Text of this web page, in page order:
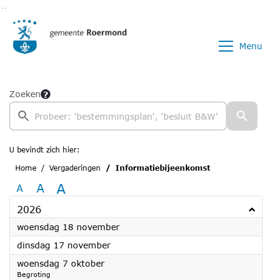
Menu
Zoeken
U bevindt zich hier:
Home
Vergaderingen Informatiebijeenkomst
A A A
2026
woensdag 18 november2026
dinsdag 17 november2026
woensdag 7 oktober2026
Begroting